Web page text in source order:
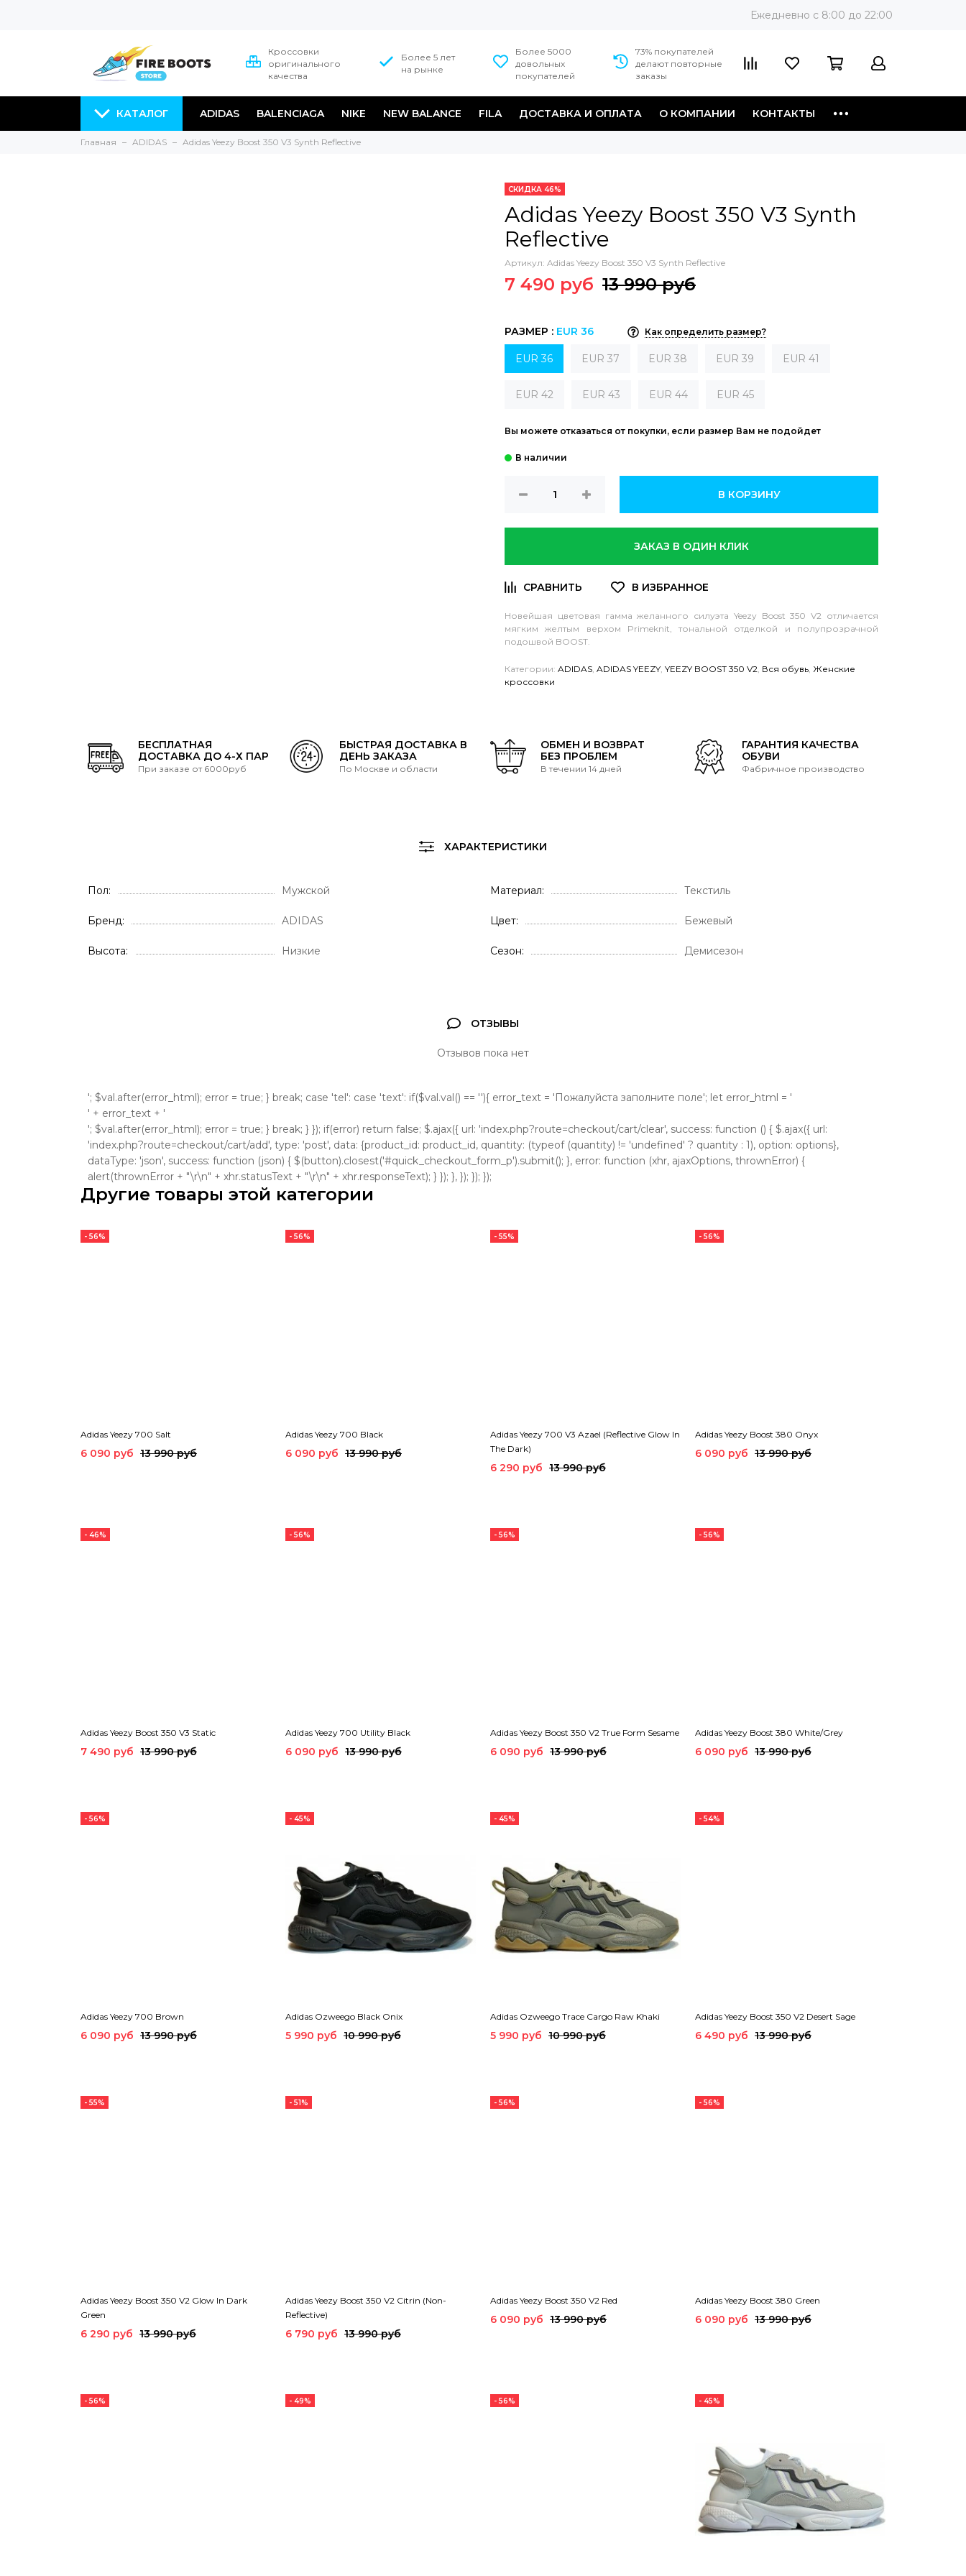
Ежедневно c 8:00 до 22:00
Кроссовки
оригинального
качества
Более 5 лет
на рынке
Более 5000
довольных
покупателей
73% покупателей
делают повторные
заказы
КАТАЛОГ ADIDAS BALENCIAGA NIKE NEW BALANCE FILA ДОСТАВКА И ОПЛАТА О КОМПАНИИ КОНТАКТЫ
Главная ADIDAS Adidas Yeezy Boost 350 V3 Synth Reflective
СКИДКА 46%
Adidas Yeezy Boost 350 V3 Synth
Reflective
Артикул: Adidas Yeezy Boost 350 V3 Synth Reflective
7 490 руб 13 990 руб
РАЗМЕР : EUR 36 Как определить размер?
EUR 36 EUR 37 EUR 38 EUR 39 EUR 41
EUR 42 EUR 43 EUR 44 EUR 45
Вы можете отказаться от покупки, если размер Вам не подойдет
В КОРЗИНУ
ЗАКАЗ В ОДИН КЛИК
Новейшая цветовая гамма желанного силуэта Yeezy Boost 350 V2 отличается
мягким желтым верхом Primeknit, тональной отделкой и полупрозрачной
подошвой BOOST.
Категории: ADIDAS, ADIDAS YEEZY, YEEZY BOOST 350 V2, Вся обувь, Женские
кроссовки
БЕСПЛАТНАЯ
ДОСТАВКА ДО 4-Х ПАР
При заказе от 6000руб
БЫСТРАЯ ДОСТАВКА В
ДЕНЬ ЗАКАЗА
По Москве и области
ОБМЕН И ВОЗВРАТ
БЕЗ ПРОБЛЕМ
В течении 14 дней
ГАРАНТИЯ КАЧЕСТВА
ОБУВИ
Фабричное производство
ХАРАКТЕРИСТИКИ
Пол Мужской
Бренд ADIDAS
Высота Низкие
Материал Текстиль
Цвет Бежевый
Сезон Демисезон
ОТЗЫВЫ
Отзывов пока нет
'; $val.after(error_html); error = true; } break; case 'tel': case 'text': if($val.val() == ''){ error_text = 'Пожалуйста заполните поле'; let error_html = '
' + error_text + '
'; $val.after(error_html); error = true; } break; } }); if(error) return false; $.ajax({ url: 'index.php?route=checkout/cart/clear', success: function () { $.ajax({ url:
'index.php?route=checkout/cart/add', type: 'post', data: {product_id: product_id, quantity: (typeof (quantity) != 'undefined' ? quantity : 1), option: options},
dataType: 'json', success: function (json) { $(button).closest('#quick_checkout_form_p').submit(); }, error: function (xhr, ajaxOptions, thrownError) {
alert(thrownError + "\r\n" + xhr.statusText + "\r\n" + xhr.responseText); } }); }, }); }); });
Другие товары этой категории
- 56%
Adidas Yeezy 700 Salt
6 090 руб 13 990 руб
- 56%
Adidas Yeezy 700 Black
6 090 руб 13 990 руб
- 55%
Adidas Yeezy 700 V3 Azael (Reflective Glow In
The Dark)
6 290 руб 13 990 руб
- 56%
Adidas Yeezy Boost 380 Onyx
6 090 руб 13 990 руб
- 46%
Adidas Yeezy Boost 350 V3 Static
7 490 руб 13 990 руб
- 56%
Adidas Yeezy 700 Utility Black
6 090 руб 13 990 руб
- 56%
Adidas Yeezy Boost 350 V2 True Form Sesame
6 090 руб 13 990 руб
- 56%
Adidas Yeezy Boost 380 White/Grey
6 090 руб 13 990 руб
- 56%
Adidas Yeezy 700 Brown
6 090 руб 13 990 руб
- 45%
Adidas Ozweego Black Onix
5 990 руб 10 990 руб
- 45%
Adidas Ozweego Trace Cargo Raw Khaki
5 990 руб 10 990 руб
- 54%
Adidas Yeezy Boost 350 V2 Desert Sage
6 490 руб 13 990 руб
- 55%
Adidas Yeezy Boost 350 V2 Glow In Dark
Green
6 290 руб 13 990 руб
- 51%
Adidas Yeezy Boost 350 V2 Citrin (Non-
Reflective)
6 790 руб 13 990 руб
- 56%
Adidas Yeezy Boost 350 V2 Red
6 090 руб 13 990 руб
- 56%
Adidas Yeezy Boost 380 Green
6 090 руб 13 990 руб
- 56% - 49% - 56% - 45%